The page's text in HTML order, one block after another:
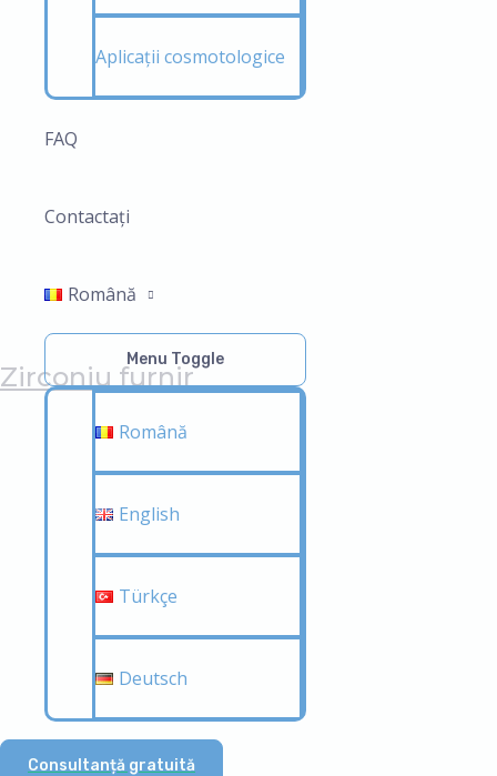
Aplicații cosmotologice
FAQ
Contactați
Română
Menu Toggle
Română
English
Türkçe
Deutsch
Consultanță gratuită
Zirconiu furnir